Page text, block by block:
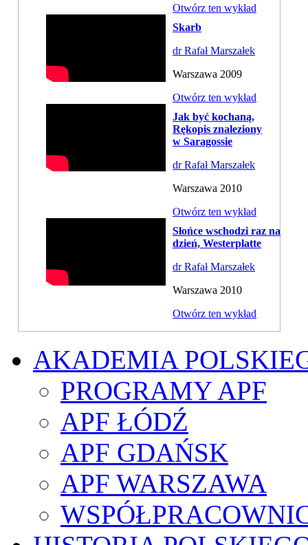
Otwórz ten wykład
Skarb
dr Rafał Marszałek
Warszawa 2009
Otwórz ten wykład
Jak być kochaną,
Rękopis znaleziony
w Saragossie
dr Rafał Marszałek
Warszawa 2010
Otwórz ten wykład
Słońce wschodzi raz na
dzień, Westerplatte
dr Rafał Marszałek
Warszawa 2010
Otwórz ten wykład
AKADEMIA
PROGRAMY APF
APF ŁÓDŹ
APF GDAŃSK
APF WARSZAWA